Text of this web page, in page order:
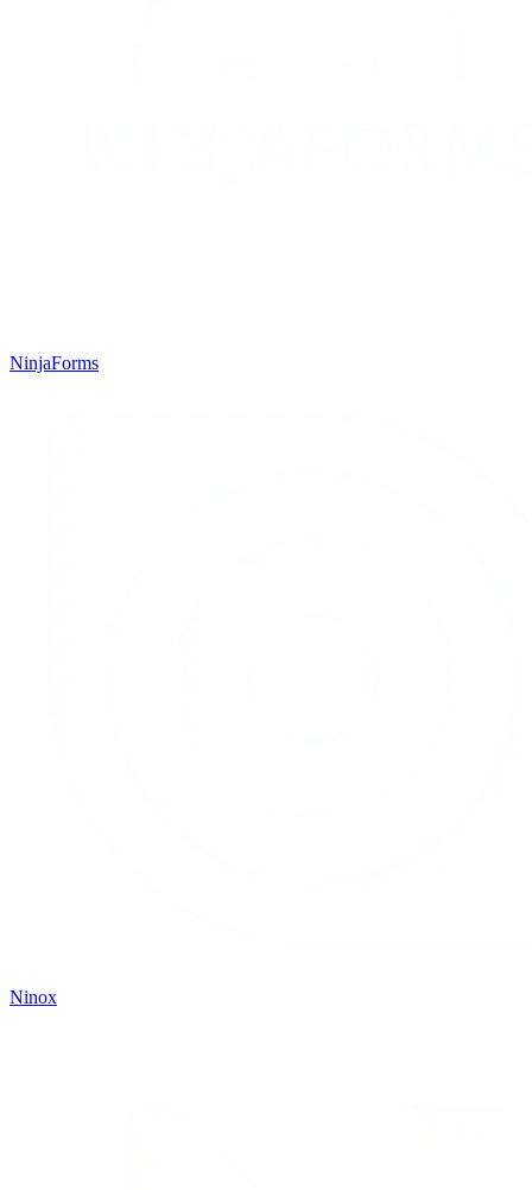
NinjaForms
Ninox